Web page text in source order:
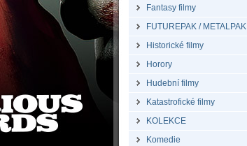
Fantasy filmy
FUTUREPAK / METALPAK
Historické filmy
Horory
Hudební filmy
Katastrofické filmy
KOLEKCE
Komedie